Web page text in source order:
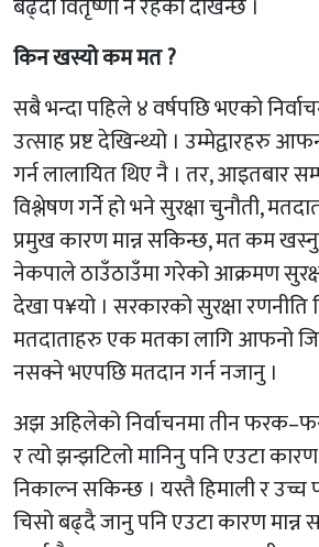
बढ्दो वितृष्णा नै रहेको देखिन्छ ।
किन खस्यो कम मत ?
सबै भन्दा पहिले ४ वर्षपछि भएको
उत्साह प्रष्ट देखिन्थ्यो । उम्मेद्वारहरु
गर्न लालायित थिए नै । तर, आइतबार
विश्लेषण गर्ने हो भने सुरक्षा चुनौती,
प्रमुख कारण मान्न सकिन्छ, मत कम
नेकपाले ठाउँठाउँमा गरेको आक्रमण
देखा प¥यो । सरकारको सुरक्षा
मतदाताहरु एक मतका लागि आफनो
नसक्ने भएपछि मतदान गर्न नजानु ।
अझ अहिलेको निर्वाचनमा तीन
र त्यो झन्झटिलो मानिनु पनि एउटा
निकाल्न सकिन्छ । यस्तै हिमाली र उच्च
चिसो बढ्दै जानु पनि एउटा कारण मान्न